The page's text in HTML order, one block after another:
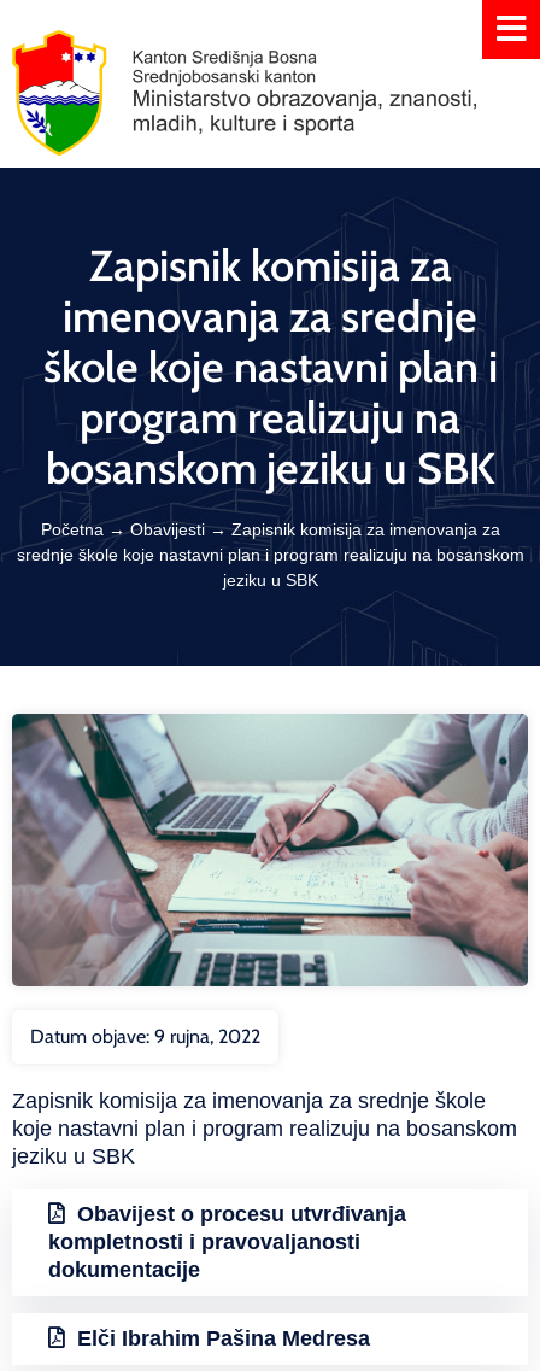
Zapisnik komisija za
imenovanja za srednje
škole koje nastavni plan i
program realizuju na
bosanskom jeziku u SBK
Početna→Obavijesti→Zapisnik komisija za imenovanja za
srednje škole koje nastavni plan i program realizuju na bosanskom
jeziku u SBK
Datum objave: 9 rujna, 2022
Zapisnik komisija za imenovanja za srednje škole
koje nastavni plan i program realizuju na bosanskom
jeziku u SBK
Obavijest o procesu utvrđivanja
kompletnosti i pravovaljanosti
dokumentacije
Elči Ibrahim Pašina Medresa